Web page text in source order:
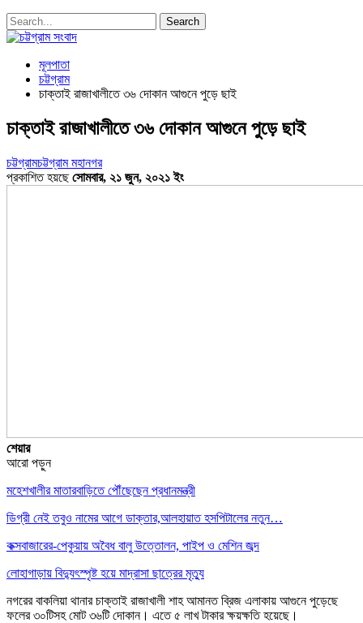
মূলপাতা
চট্টগ্রাম
চাক্তাই রাজাখালীতে ৩৬ দোকান আগুনে পুড়ে ছাই
চাক্তাই রাজাখালীতে ৩৬ দোকান আগুনে পুড়ে ছাই
চট্টগ্রামচট্টগ্রাম মহানগর
প্রকাশিত হয়ছেসোমবার, ২১ জুন, ২০২১ ইং
শেয়ার
আরো পড়ুন
মহেশখালীর মাতারবাড়িতে পৌঁছেছেন প্রধানমন্ত্রী
ডিগ্রী নেই তবুও নামের আগে ডাক্তার,আলহায়াত হসপিটালের নতুন…
কক্সবাজারের-পেকুয়ায় অবৈধ বালু উত্তোলন, পাইপ ও মেশিন জব্দ
লোহাগাড়ায় বিদ্যুৎস্পৃষ্ট হয়ে মাদ্রাসা ছাত্রের মৃত্যু
নগরের বাকলিয়া থানার চাক্তাই রাজাখালী শাহ আমানত ব্রিজ এলাকায় আগুনে পুড়েছে
ফলের ৩০টিসহ মোট ৩৬টি দোকান। এতে ৫ লাখ টাকার ক্ষয়ক্ষতি হয়েছে।